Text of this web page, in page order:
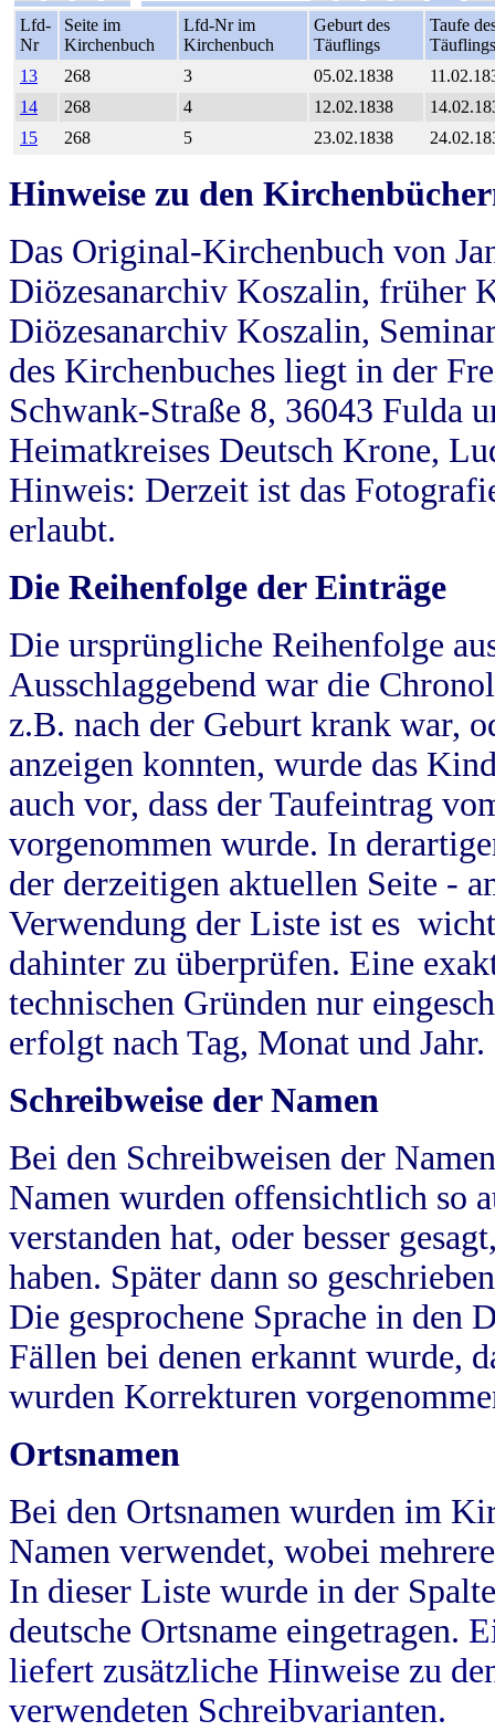
Lfd-
Nr
Seite im
Kirchenbuch
Lfd-Nr im
Kirchenbuch
Geburt des
Täuflings
Taufe
Täuflings
13
268 3 05.02.1838
14
268 4 12.02.1838
15
268 5 23.02.1838
Hinweise zu den
Das Original-Kirchenbuch von
Diözesanarchiv Koszalin, früher
Diözesanarchiv Koszalin,
des Kirchenbuches liegt in der
Schwank-Straße 8, 36043 Fulda
Heimatkreises Deutsch Krone,
Hinweis: Derzeit ist das
erlaubt.
Die Reihenfolge der Einträge
Die ursprüngliche Reihenfolge
Ausschlaggebend war die
z.B. nach der Geburt krank war,
anzeigen konnten, wurde das
auch vor, dass der Taufeintrag
vorgenommen wurde. In
der derzeitigen aktuellen Seite -
Verwendung der Liste ist es
dahinter zu überprüfen. Eine
technischen Gründen nur
erfolgt nach Tag, Monat und Jahr.
Schreibweise der Namen
Bei den Schreibweisen der
Namen wurden offensichtlich so
verstanden hat, oder besser
haben. Später dann so
Die gesprochene Sprache in
Fällen bei denen erkannt wurde,
wurden Korrekturen
Ortsnamen
Bei den Ortsnamen wurden im
Namen verwendet, wobei
In dieser Liste wurde in der
deutsche Ortsname eingetragen.
liefert zusätzliche Hinweise zu
verwendeten Schreibvarianten.